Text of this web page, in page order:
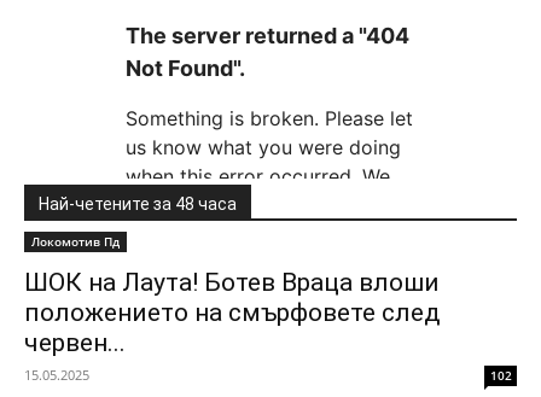
Най-четените за 48 часа
Локомотив Пд
ШОК на Лаута! Ботев Враца влоши
положението на смърфовете след
червен...
15.05.2025 102